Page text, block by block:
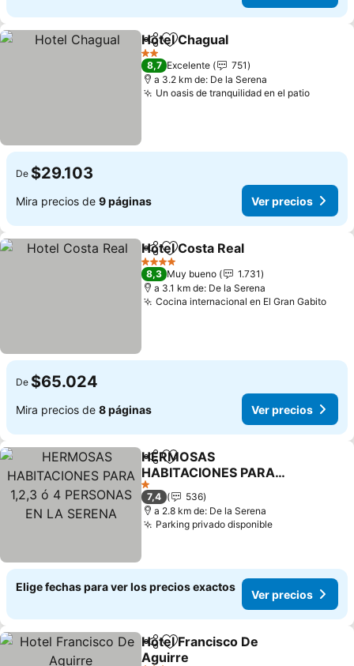
CompartirAgregar a favoritos
Hotel Chagual
2 Estrellas
8,7 Excelente
751
a 3.2 km de: De la Serena
Un oasis de tranquilidad en el patio
De $29.103
Mira precios de 9 páginas Ver precios
CompartirAgregar a favoritos
Hotel Costa Real
4 Estrellas
8,3 Muy bueno
1.731
a 3.1 km de: De la Serena
Cocina internacional en El Gran Gabito
De $65.024
Mira precios de 8 páginas Ver precios
CompartirAgregar a favoritos
HERMOSAS
HABITACIONES PARA
1,2,3 ó 4 PERSONAS EN
LA SERENA
1 Estrellas
7,4
536
a 2.8 km de: De la Serena
Parking privado disponible
Elige fechas para ver los precios exactos
Ver precios
CompartirAgregar a favoritos
Hotel Francisco De
Aguirre